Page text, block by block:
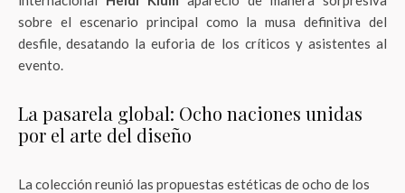
sobre el escenario principal como la musa definitiva del
desfile, desatando la euforia de los críticos y asistentes al
evento.
La pasarela global: Ocho naciones unidas
por el arte del diseño
La colección reunió las propuestas estéticas de ocho de los